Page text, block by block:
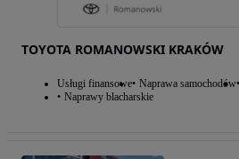
TOYOTA ROMANOWSKI KRAKÓW
Usługi finansowe Naprawa samochodów
Naprawy blacharskie